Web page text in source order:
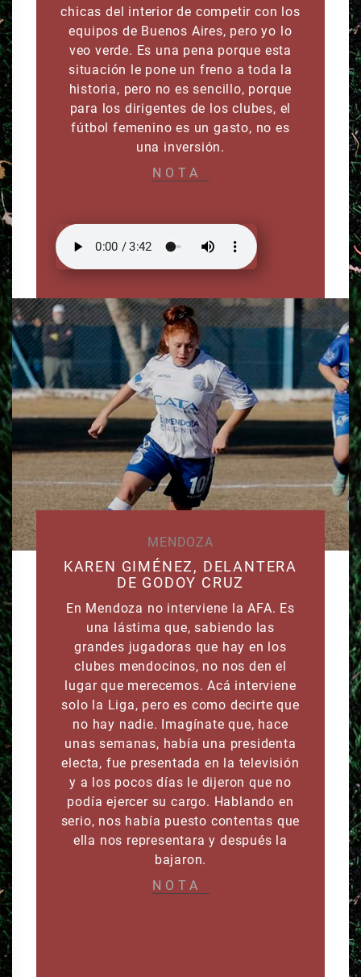
chicas del interior de competir con los
equipos de Buenos Aires, pero yo lo
veo verde. Es una pena porque esta
situación le pone un freno a toda la
historia, pero no es sencillo, porque
para los dirigentes de los clubes, el
fútbol femenino es un gasto, no es
una inversión.
NOTA
MENDOZA
KAREN GIMÉNEZ, DELANTERA
DE GODOY CRUZ
En Mendoza no interviene la AFA. Es
una lástima que, sabiendo las
grandes jugadoras que hay en los
clubes mendocinos, no nos den el
lugar que merecemos. Acá interviene
solo la Liga, pero es como decirte que
no hay nadie. Imagínate que, hace
unas semanas, había una presidenta
electa, fue presentada en la televisión
y a los pocos días le dijeron que no
podía ejercer su cargo. Hablando en
serio, nos había puesto contentas que
ella nos representara y después la
bajaron.
NOTA